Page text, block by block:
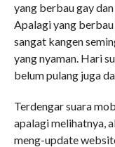
yang berbau gay
Apalagi yang
sangat kangen
yang nyaman. Hari
belum pulang juga
Terdengar suara
apalagi melihatnya,
meng-update